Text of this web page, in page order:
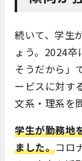
続いて、学生
ょう。2024
そうだから」
ービスに対す
文系・理系を
学生が勤務地
ました。コロ